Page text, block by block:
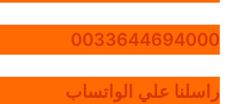
0033644694000
راسلنا علي الواتساب